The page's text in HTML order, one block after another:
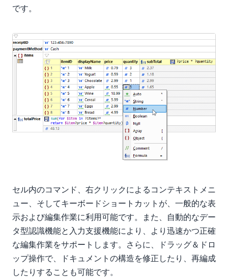
です。
セル内のコマンド、右クリックによるコンテキストメニ
ュー、そしてキーボードショートカットが、一般的な表
示および編集作業に利用可能です。また、自動的なデー
タ型認識機能と入力支援機能により、より迅速かつ正確
な編集作業をサポートします。さらに、ドラッグ＆ドロ
ップ操作で、ドキュメントの構造を修正したり、再編成
したりすることも可能です。